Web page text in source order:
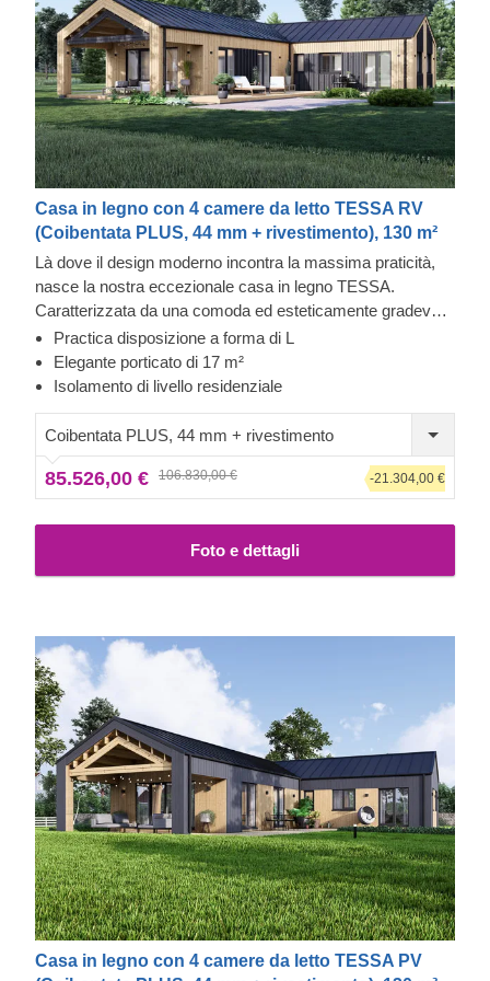
Casa in legno con 4 camere da letto TESSA RV
(Coibentata PLUS, 44 mm + rivestimento), 130 m²
Là dove il design moderno incontra la massima praticità,
nasce la nostra eccezionale casa in legno TESSA.
Caratterizzata da una comoda ed esteticamente gradevole
disposizione degli spazi a forma di L, numerose stanze
multifunzionali, un'ampio porticato e due bagni, questa
casa è un vero gioiello per chi cerca una residenza
entusiasti di presentarti questo modello che trasformerà il
tuo modo di vivere la prima casa o il tuo nuovo spazio
relax in un'esperienza completamente nuova!
Practica disposizione a forma di L
Elegante porticato di 17 m²
Isolamento di livello residenziale
Coibentata PLUS, 44 mm + rivestimento
85.526,00 € 106.830,00 € -21.304,00 €
Foto e dettagli
Casa in legno con 4 camere da letto TESSA PV